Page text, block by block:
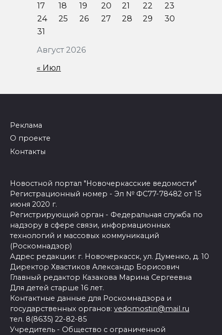
Август 2026
17
18 19 20 21 22
23
24
25 26 27 28 29
30
31
« Июл
Реклама
О проекте
Контакты
Новостной портал "Новочеркасские ведомости"
Регистрационный номер - Эл № ФС77-78482 от 15
июня 2020 г.
Регистрирующий орган - Федеральная служба по
надзору в сфере связи, информационных
технологий и массовых коммуникаций
(Роскомнадзор)
Адрес редакции: г. Новочеркасск, ул. Думенко, д. 10
Директор Хвастиков Александр Борисович
Главный редактор Казакова Марина Сергеевна
Для детей старше 16 лет.
Контактные данные для Роскомнадзора и
государственных органов: vedomostin@mail.ru
тел. 8(8635) 22-82-85
Учредитель - Общество с ограниченной